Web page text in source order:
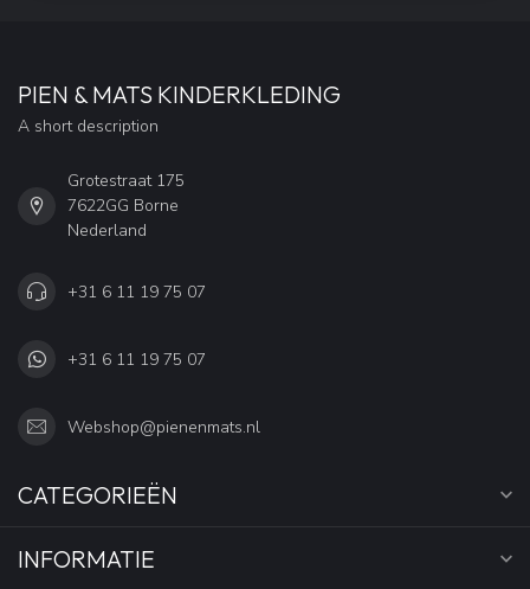
PIEN & MATS KINDERKLEDING
A short description
Grotestraat 175
7622GG Borne
Nederland
+31 6 11 19 75 07
+31 6 11 19 75 07
Webshop@pienenmats.nl
CATEGORIEËN
INFORMATIE